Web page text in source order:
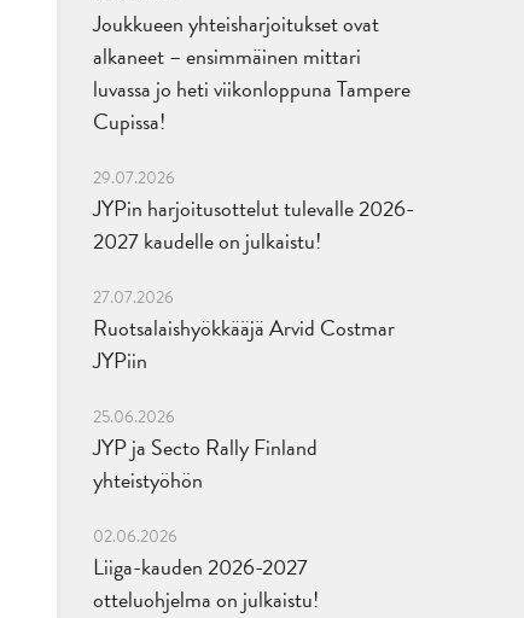
Joukkueen yhteisharjoitukset ovat
alkaneet – ensimmäinen mittari
luvassa jo heti viikonloppuna Tampere
Cupissa!
29.07.2026
JYPin harjoitusottelut tulevalle 2026-
2027 kaudelle on julkaistu!
27.07.2026
Ruotsalaishyökkääjä Arvid Costmar
JYPiin
25.06.2026
JYP ja Secto Rally Finland
yhteistyöhön
02.06.2026
Liiga-kauden 2026-2027
otteluohjelma on julkaistu!